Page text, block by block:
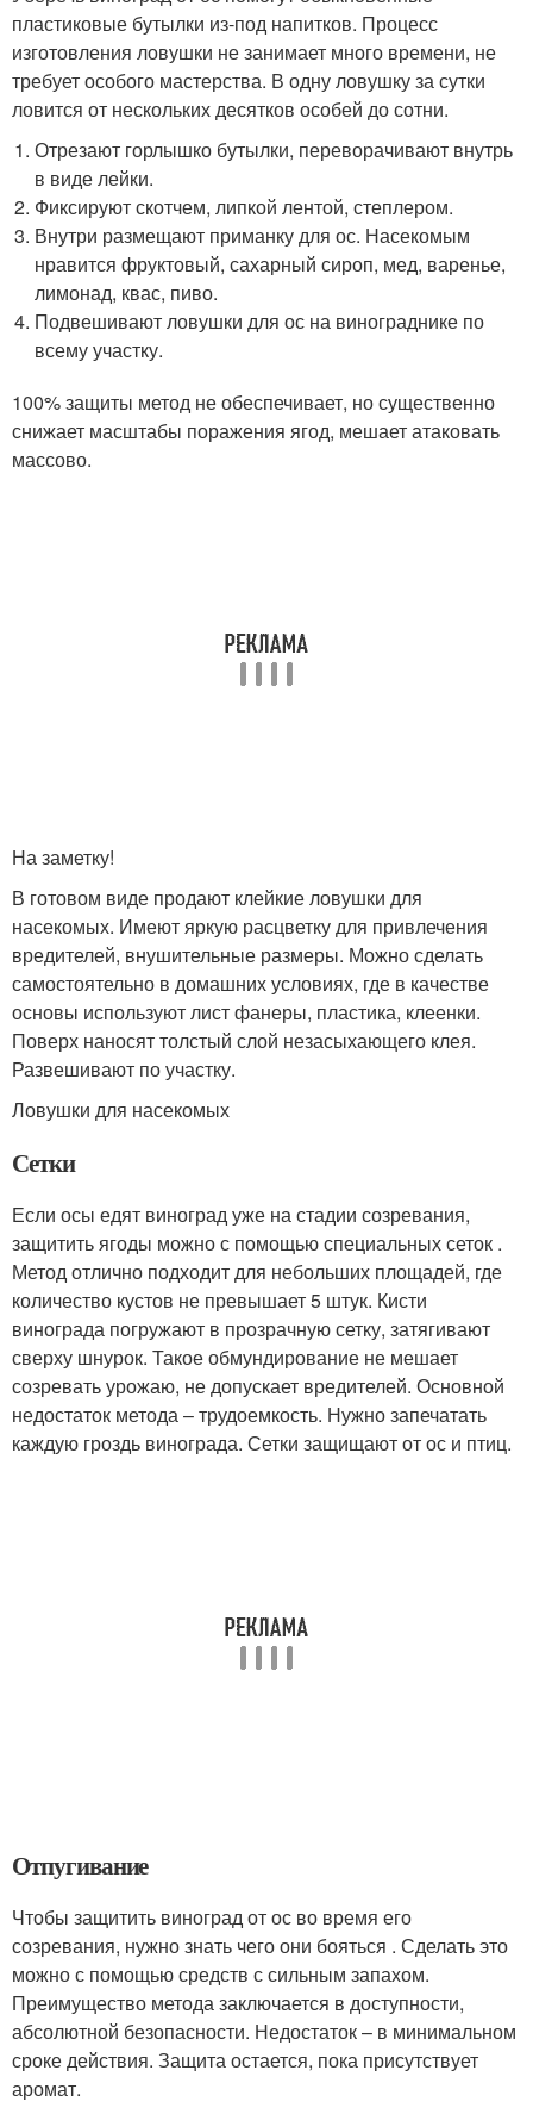
пластиковые бутылки из-под напитков. Процесс
изготовления ловушки не занимает много времени, не
требует особого мастерства. В одну ловушку за сутки
ловится от нескольких десятков особей до сотни.
Отрезают горлышко бутылки, переворачивают внутрь
в виде лейки.
Фиксируют скотчем, липкой лентой, степлером.
Внутри размещают приманку для ос. Насекомым
нравится фруктовый, сахарный сироп, мед, варенье,
лимонад, квас, пиво.
Подвешивают ловушки для ос на винограднике по
всему участку.
100% защиты метод не обеспечивает, но существенно
снижает масштабы поражения ягод, мешает атаковать
массово.
На заметку!
В готовом виде продают клейкие ловушки для
насекомых. Имеют яркую расцветку для привлечения
вредителей, внушительные размеры. Можно сделать
самостоятельно в домашних условиях, где в качестве
основы используют лист фанеры, пластика, клеенки.
Поверх наносят толстый слой незасыхающего клея.
Развешивают по участку.
Ловушки для насекомых
Сетки
Если осы едят виноград уже на стадии созревания,
защитить ягоды можно с помощью специальных сеток .
Метод отлично подходит для небольших площадей, где
количество кустов не превышает 5 штук. Кисти
винограда погружают в прозрачную сетку, затягивают
сверху шнурок. Такое обмундирование не мешает
созревать урожаю, не допускает вредителей. Основной
недостаток метода – трудоемкость. Нужно запечатать
каждую гроздь винограда. Сетки защищают от ос и птиц.
Отпугивание
Чтобы защитить виноград от ос во время его
созревания, нужно знать чего они бояться . Сделать это
можно с помощью средств с сильным запахом.
Преимущество метода заключается в доступности,
абсолютной безопасности. Недостаток – в минимальном
сроке действия. Защита остается, пока присутствует
аромат.